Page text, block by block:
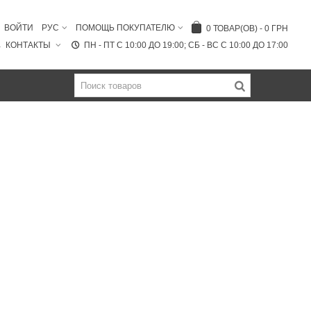
0 ТОВАР(ОВ) - 0 ГРН
ПОМОЩЬ ПОКУПАТЕЛЮ
РУС
ВОЙТИ
ПН - ПТ C 10:00 ДО 19:00; СБ - ВС С 10:00 ДО 17:00
КОНТАКТЫ